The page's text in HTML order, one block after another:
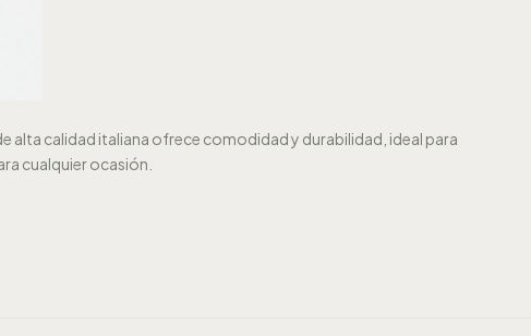
alta calidad italiana ofrece comodidad y durabilidad, ideal para
cualquier ocasión.